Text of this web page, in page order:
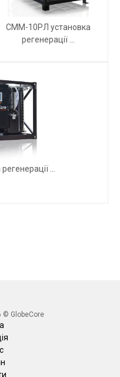
СММ-10РЛ установка
регенерації ...
...
© GlobeCore